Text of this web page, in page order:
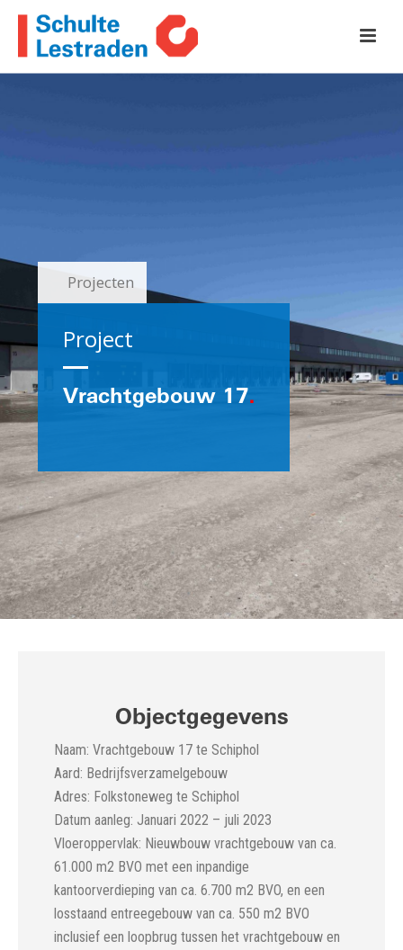
Projecten
Vrachtgebouw 17.
Project
Objectgegevens
Naam: Vrachtgebouw 17 te Schiphol
Aard: Bedrijfsverzamelgebouw
Adres: Folkstoneweg te Schiphol
Datum aanleg: Januari 2022 – juli 2023
Vloeroppervlak: Nieuwbouw vrachtgebouw van ca.
61.000 m2 BVO met een inpandige
kantoorverdieping van ca. 6.700 m2 BVO, en een
losstaand entreegebouw van ca. 550 m2 BVO
inclusief een loopbrug tussen het vrachtgebouw en